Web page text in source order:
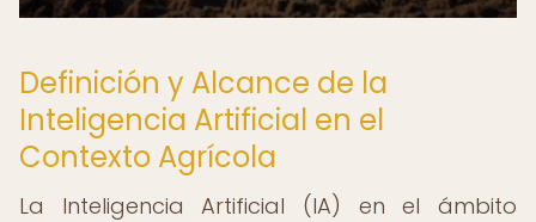
Definición y Alcance de la
Inteligencia Artificial en el
Contexto Agrícola
La Inteligencia Artificial (IA) en el ámbito